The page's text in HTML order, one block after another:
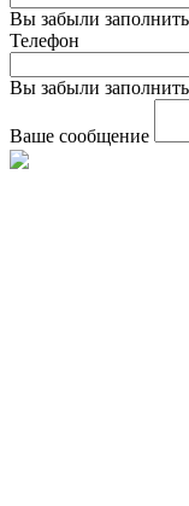
Вы забыли
Телефон
Вы забыли
Ваше сообщение